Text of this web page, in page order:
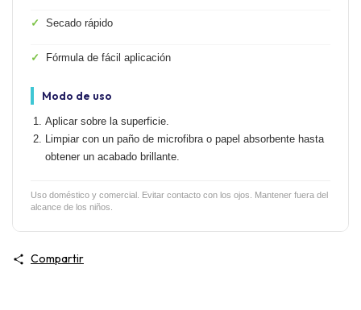
✓ Secado rápido
✓ Fórmula de fácil aplicación
Modo de uso
Aplicar sobre la superficie.
Limpiar con un paño de microfibra o papel absorbente hasta
obtener un acabado brillante.
Uso doméstico y comercial. Evitar contacto con los ojos. Mantener fuera del
alcance de los niños.
Compartir